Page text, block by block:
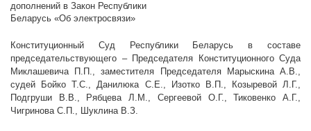
дополнений в Закон Республики
Беларусь «Об электросвязи»
Конституционный Суд Республики Беларусь в составе
председательствующего – Председателя Конституционного Суда
Миклашевича П.П., заместителя Председателя Марыскина А.В.,
судей Бойко Т.С., Данилюка С.Е., Изотко В.П., Козыревой Л.Г.,
Подгруши В.В., Рябцева Л.М., Сергеевой О.Г., Тиковенко А.Г.,
Чигринова С.П., Шуклина В.З.